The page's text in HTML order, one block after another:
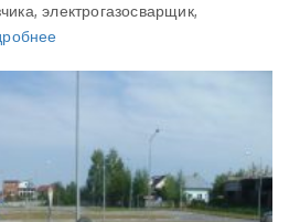
электрогазосварщик,